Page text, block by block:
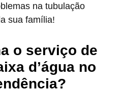
na tubulação
sua família!
o serviço de
d’água no